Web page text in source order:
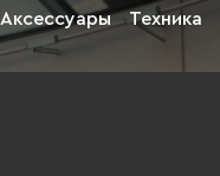
Аксессуары Техника